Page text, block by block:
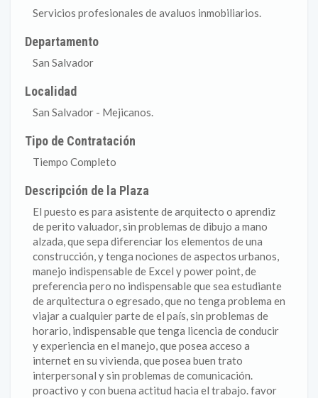
Servicios profesionales de avaluos inmobiliarios.
Departamento
San Salvador
Localidad
San Salvador - Mejicanos.
Tipo de Contratación
Tiempo Completo
Descripción de la Plaza
El puesto es para asistente de arquitecto o aprendiz
de perito valuador, sin problemas de dibujo a mano
alzada, que sepa diferenciar los elementos de una
construcción, y tenga nociones de aspectos urbanos,
manejo indispensable de Excel y power point, de
preferencia pero no indispensable que sea estudiante
de arquitectura o egresado, que no tenga problema en
viajar a cualquier parte de el país, sin problemas de
horario, indispensable que tenga licencia de conducir
y experiencia en el manejo, que posea acceso a
internet en su vivienda, que posea buen trato
interpersonal y sin problemas de comunicación.
proactivo y con buena actitud hacia el trabajo. favor